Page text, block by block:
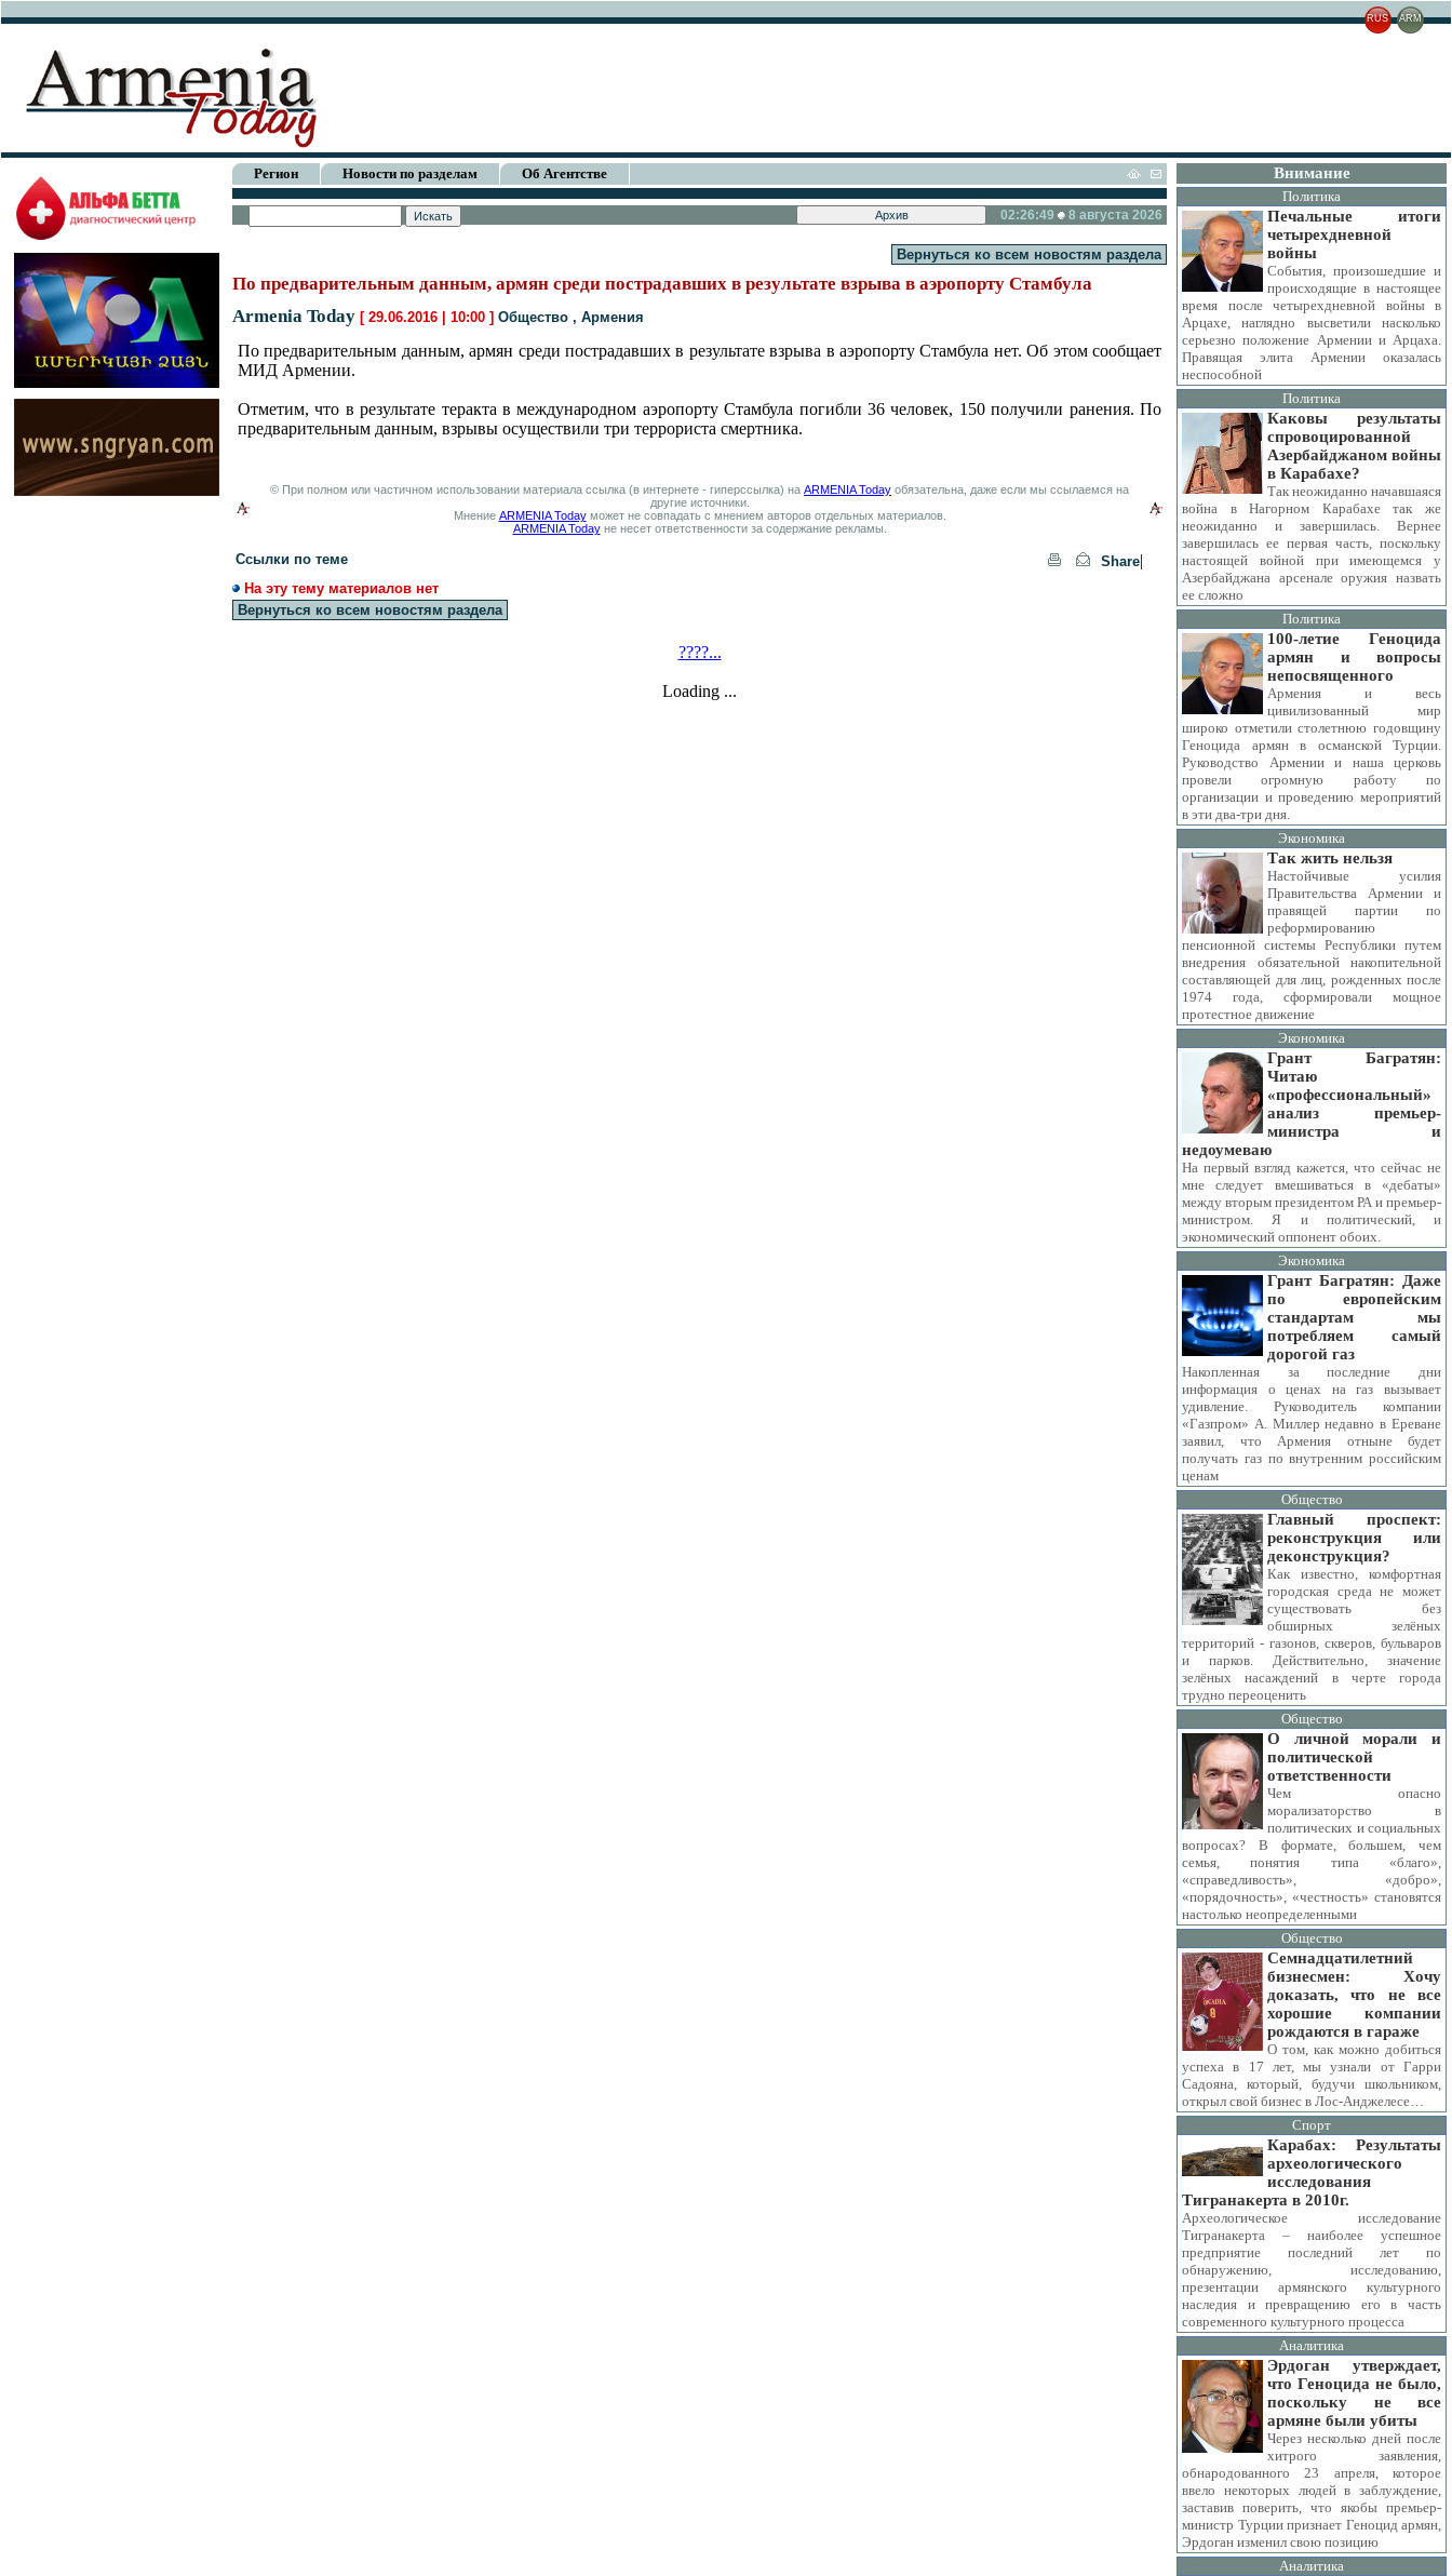
RUS ARM
Регион Новости по разделам Об Агентстве
02:26:50 8 августа 2026
Вернуться ко всем новостям раздела
По предварительным данным, армян среди пострадавших в результате взрыва в аэропорту Стамбула
Armenia Today [ 29.06.2016 | 10:00 ] Общество , Армения
По предварительным данным, армян среди пострадавших в результате взрыва в аэропорту Стамбула нет. Об этом сообщает
МИД Армении.
Отметим, что в результате теракта в международном аэропорту Стамбула погибли 36 человек, 150 получили ранения. По
предварительным данным, взрывы осуществили три террориста смертника.
© При полном или частичном использовании материала ссылка (в интернете - гиперссылка) на ARMENIA Today обязательна, даже если мы ссылаемся на
другие источники.
Мнение ARMENIA Todayможет не совпадать с мнением авторов отдельных материалов.
ARMENIA Todayне несет ответственности за содержание рекламы.
Ссылки по теме Share|
На эту тему материалов нет
Вернуться ко всем новостям раздела
????...
Loading ...
Внимание
Политика
Печальные итоги
четырехдневной
войны
События, произошедшие и
происходящие в настоящее
время после четырехдневной войны в
Арцахе, наглядно высветили насколько
серьезно положение Армении и Арцаха.
Правящая элита Армении оказалась
неспособной
Политика
Каковы результаты
спровоцированной
Азербайджаном войны
в Карабахе?
Так неожиданно начавшаяся
война в Нагорном Карабахе так же
неожиданно и завершилась. Вернее
завершилась ее первая часть, поскольку
настоящей войной при имеющемся у
Азербайджана арсенале оружия назвать
ее сложно
Политика
100-летие Геноцида
армян и вопросы
непосвященного
Армения и весь
цивилизованный мир
широко отметили столетнюю годовщину
Геноцида армян в османской Турции.
Руководство Армении и наша церковь
провели огромную работу по
организации и проведению мероприятий
в эти два-три дня.
Экономика
Так жить нельзя
Настойчивые усилия
Правительства Армении и
правящей партии по
реформированию
пенсионной системы Республики путем
внедрения обязательной накопительной
составляющей для лиц, рожденных после
1974 года, сформировали мощное
протестное движение
Экономика
Грант Багратян:
Читаю
«профессиональный»
анализ премьер-
министра и
недоумеваю
На первый взгляд кажется, что сейчас не
мне следует вмешиваться в «дебаты»
между вторым президентом РА и премьер-
министром. Я и политический, и
экономический оппонент обоих.
Экономика
Грант Багратян: Даже
по европейским
стандартам мы
потребляем самый
дорогой газ
Накопленная за последние дни
информация о ценах на газ вызывает
удивление. Руководитель компании
«Газпром» А. Миллер недавно в Ереване
заявил, что Армения отныне будет
получать газ по внутренним российским
ценам
Общество
Главный проспект:
реконструкция или
деконструкция?
Как известно, комфортная
городская среда не может
существовать без
обширных зелёных
территорий - газонов, скверов, бульваров
и парков. Действительно, значение
зелёных насаждений в черте города
трудно переоценить
Общество
О личной морали и
политической
ответственности
Чем опасно
морализаторство в
политических и социальных
вопросах? В формате, большем, чем
семья, понятия типа «благо»,
«справедливость», «добро»,
«порядочность», «честность» становятся
настолько неопределенными
Общество
Семнадцатилетний
бизнесмен: Хочу
доказать, что не все
хорошие компании
рождаются в гараже
О том, как можно добиться
успеха в 17 лет, мы узнали от Гарри
Садояна, который, будучи школьником,
открыл свой бизнес в Лос-Анджелесе…
Спорт
Карабах: Результаты
археологического
исследования
Тигранакерта в 2010г.
Археологическое исследование
Тигранакерта – наиболее успешное
предприятие последний лет по
обнаружению, исследованию,
презентации армянского культурного
наследия и превращению его в часть
современного культурного процесса
Аналитика
Эрдоган утверждает,
что Геноцида не было,
поскольку не все
армяне были убиты
Через несколько дней после
хитрого заявления,
обнародованного 23 апреля, которое
ввело некоторых людей в заблуждение,
заставив поверить, что якобы премьер-
министр Турции признает Геноцид армян,
Эрдоган изменил свою позицию
Аналитика